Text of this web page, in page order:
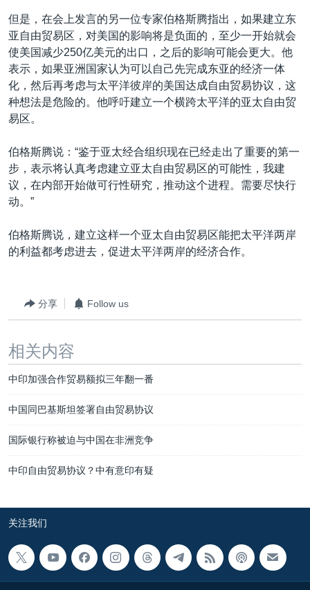
但是，在会上发言的另一位专家伯格斯腾指出，如果建立东
亚自由贸易区，对美国的影响将是负面的，至少一开始就会
使美国减少250亿美元的出口，之后的影响可能会更大。他
表示，如果亚洲国家认为可以自己先完成东亚的经济一体
化，然后再考虑与太平洋彼岸的美国达成自由贸易协议，这
种想法是危险的。他呼吁建立一个横跨太平洋的亚太自由贸
易区。
伯格斯腾说：“鉴于亚太经合组织现在已经走出了重要的第一
步，表示将认真考虑建立亚太自由贸易区的可能性，我建
议，在内部开始做可行性研究，推动这个进程。需要尽快行
动。”
伯格斯腾说，建立这样一个亚太自由贸易区能把太平洋两岸
的利益都考虑进去，促进太平洋两岸的经济合作。
分享 Follow us
相关内容
中印加强合作贸易额拟三年翻一番
中国同巴基斯坦签署自由贸易协议
国际银行称被迫与中国在非洲竞争
中印自由贸易协议？中有意印有疑
关注我们